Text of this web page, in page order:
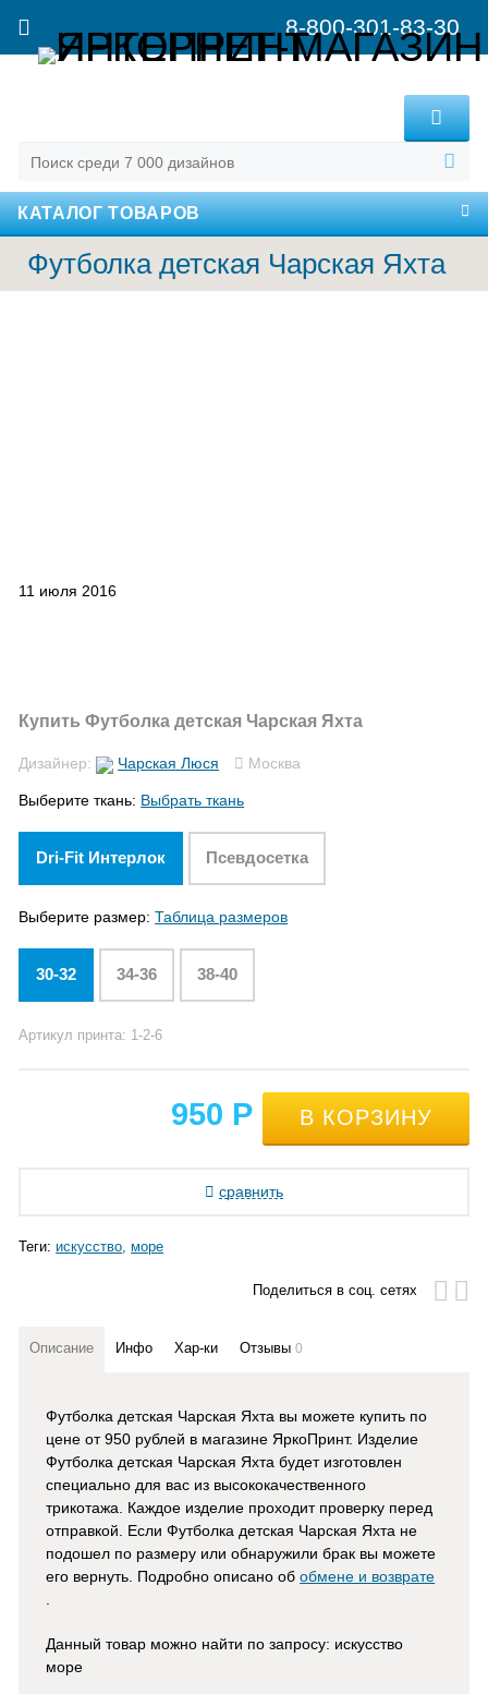
8-800-301-83-30
КАТАЛОГ ТОВАРОВ
Футболка детская Чарская Яхта
11 июля 2016
Купить Футболка детская Чарская Яхта
Дизайнер: Чарская Люся Москва
Выберите ткань: Выбрать ткань
Dri-Fit Интерлок Псевдосетка
Выберите размер:Таблица размеров
30-32 34-36 38-40
Артикул принта: 1-2-6
950 Р
сравнить
Теги:искусство море
Поделиться в соц. сетях
Описание Инфо Хар-ки Отзывы0
Футболка детская Чарская Яхта вы можете купить по
цене от 950 рублей в магазине ЯркоПринт. Изделие
Футболка детская Чарская Яхта будет изготовлен
специально для вас из высококачественного
трикотажа. Каждое изделие проходит проверку перед
отправкой. Если Футболка детская Чарская Яхта не
подошел по размеру или обнаружили брак вы можете
его вернуть. Подробно описано обобмене и возврате
Данный товар можно найти по запросу: искусство
море